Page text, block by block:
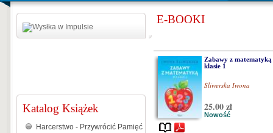
Katalog Książek
Harcerstwo - Przywrócić Pamięć
E-BOOKI
Zabawy z matematyką
klasie 1
Śliwerska Iwona
25.00 zł
Nowość